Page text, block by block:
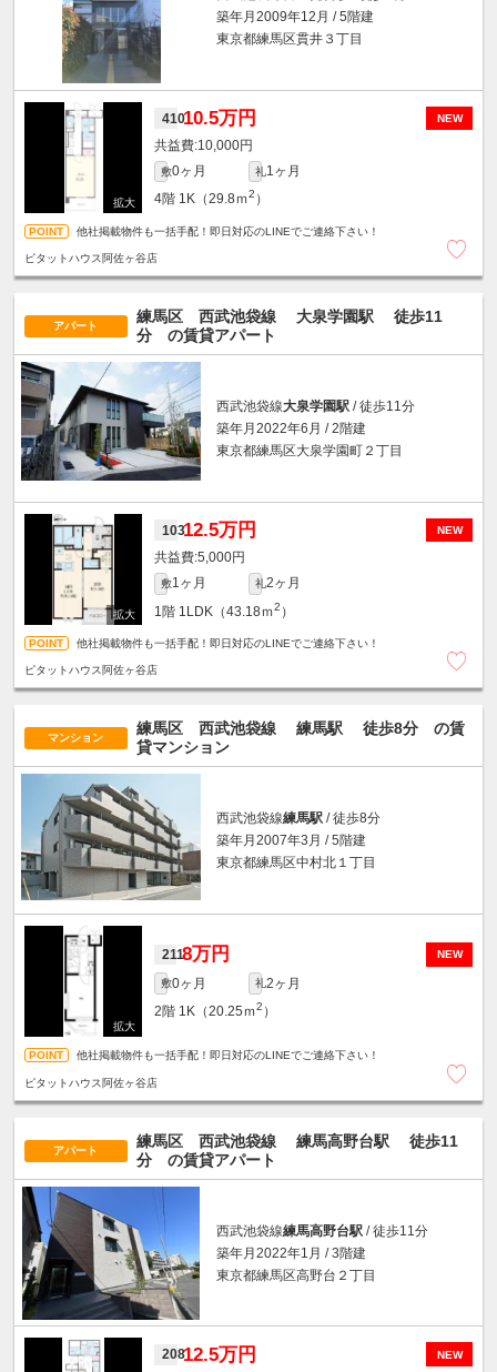
築年月2009年12月 / 5階建
東京都練馬区貫井３丁目
NEW
41010.5万円
10,000円
敷0ヶ月 礼1ヶ月
4階 1K（29.8ｍ2 ）
他社掲載物件も一括手配！即日対応のLINEでご連絡下さい！
ピタットハウス阿佐ヶ谷店
アパート
練馬区 西武池袋線 大泉学園駅
徒歩11
分 の賃貸アパート
西武池袋線大泉学園駅 / 徒歩11分
築年月2022年6月 / 2階建
東京都練馬区大泉学園町２丁目
NEW
10312.5万円
5,000円
敷1ヶ月 礼2ヶ月
1階 1LDK（43.18ｍ2 ）
他社掲載物件も一括手配！即日対応のLINEでご連絡下さい！
ピタットハウス阿佐ヶ谷店
マンション
練馬区 西武池袋線 練馬駅 徒歩8分 の賃
貸マンション
西武池袋線練馬駅 / 徒歩8分
築年月2007年3月 / 5階建
東京都練馬区中村北１丁目
NEW
2118万円
敷0ヶ月 礼2ヶ月
2階 1K（20.25ｍ2 ）
他社掲載物件も一括手配！即日対応のLINEでご連絡下さい！
ピタットハウス阿佐ヶ谷店
アパート
練馬区 西武池袋線 練馬高野台駅
徒歩11
分 の賃貸アパート
西武池袋線練馬高野台駅 / 徒歩11分
築年月2022年1月 / 3階建
東京都練馬区高野台２丁目
NEW
20812.5万円